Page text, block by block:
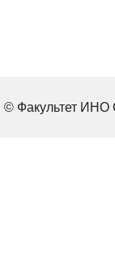
© Факультет ИНО